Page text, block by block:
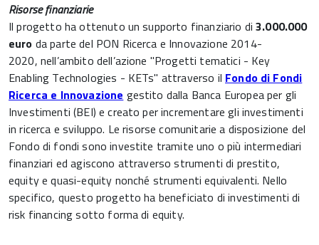
Risorse finanziarie
Il progetto ha ottenuto un supporto finanziario di3.000.000
euro da parte del PON Ricerca e Innovazione 2014-
2020, nell’ambito dell’azione "Progetti tematici - Key
Enabling Technologies - KETs" attraverso il Fondo di Fondi
Ricerca e Innovazione gestito dalla Banca Europea per gli
Investimenti (BEI) e creato per incrementare gli investimenti
in ricerca e sviluppo. Le risorse comunitarie a disposizione del
Fondo di fondi sono investite tramite uno o più intermediari
finanziari ed agiscono attraverso strumenti di prestito,
equity e quasi-equity nonché strumenti equivalenti. Nello
specifico, questo progetto ha beneficiato di investimenti di
risk financing sotto forma di equity.